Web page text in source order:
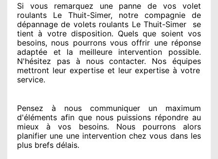
Si vous remarquez une panne de vos volet
roulants Le Thuit-Simer, notre compagnie de
dépannage de volets roulants Le Thuit-Simer
se
tient à votre disposition. Quels que soient vos
besoins, nous pourrons vous offrir une réponse
adaptée et la meilleure intervention possible.
N'hésitez pas à nous contacter. Nos équipes
mettront leur expertiseet leur expertise à votre
service.
Pensez à nous communiquer un maximum
d'éléments afin que nous puissions répondre au
mieux à vos besoins. Nous pourrons alors
planifier une une intervention chez vous dans les
plus brefs délais.